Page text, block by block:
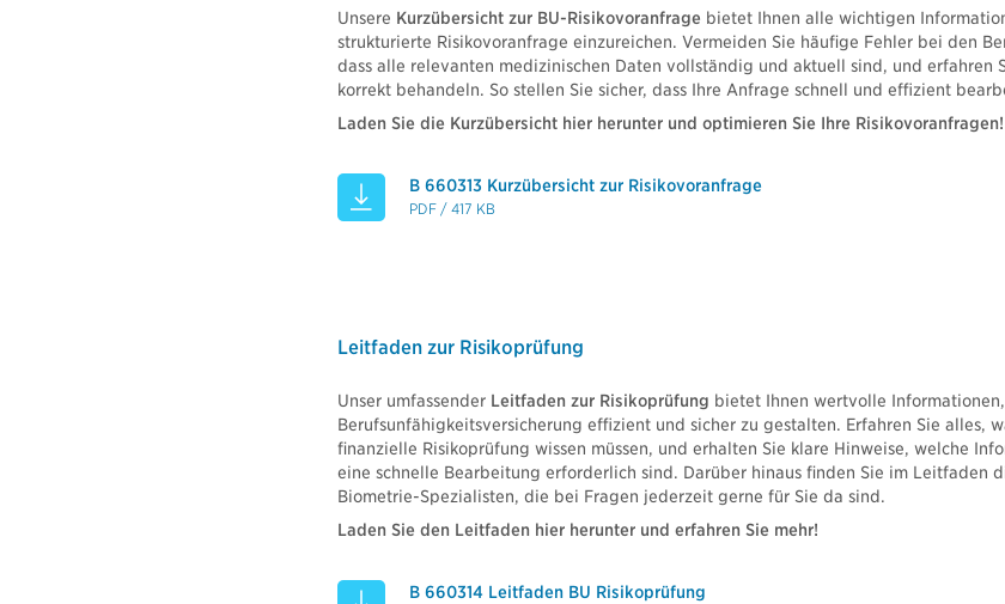
Unsere Kurzübersicht zur BU-Risikovoranfrage bietet Ihnen alle wichtigen
strukturierte Risikovoranfrage einzureichen. Vermeiden Sie häufige Fehler bei den
dass alle relevanten medizinischen Daten vollständig und aktuell sind, und erfahren
korrekt behandeln. So stellen Sie sicher, dass Ihre Anfrage schnell und effizient
Laden Sie die Kurzübersicht hier herunter und optimieren Sie Ihre Risikovoranfragen!
B 660313 Kurzübersicht zur Risikovoranfrage
PDF / 417 KB
Leitfaden zur Risikoprüfung
Unser umfassender Leitfaden zur Risikoprüfung bietet Ihnen wertvolle
Berufsunfähigkeitsversicherung effizient und sicher zu gestalten. Erfahren Sie alles,
finanzielle Risikoprüfung wissen müssen, und erhalten Sie klare Hinweise, welche
eine schnelle Bearbeitung erforderlich sind. Darüber hinaus finden Sie im Leitfaden
Biometrie-Spezialisten, die bei Fragen jederzeit gerne für Sie da sind.
Laden Sie den Leitfaden hier herunter und erfahren Sie mehr!
B 660314 Leitfaden BU Risikoprüfung